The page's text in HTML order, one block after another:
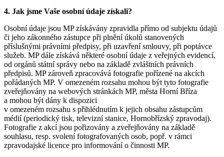
4. Jak jsme Vaše osobní údaje získali?
Osobní údaje jsou MP získávány zpravidla přímo od subjektu údajů
či jeho zákonného zástupce při plnění úkolů stanovených
příslušnými právními předpisy, při uzavření smlouvy, při poptávce
služeb. MP dále získává některé osobní údaje z veřejných evidencí,
od orgánů státní správy nebo na základě zvláštních právních
předpisů. MP zároveň zpracovává fotografie pořízené na akcích
pořádaných MP. V omezeném rozsahu mohou být tyto fotografie
zveřejňovány na webových stránkách MP, města Horní Bříza
a mohou být dány k dispozici
v omezeném rozsahu s přihlédnutím k jejich obsahu zástupcům
médií (periodický tisk, televizní stanice, Hornobřízský zpravodaj).
Fotografie z akcí jsou pořizovány a zveřejňovány na základě
souhlasu, resp. svolení fotografovaných osob, popř. v rámci
zpravodajské licence pro informování o činnosti MP.